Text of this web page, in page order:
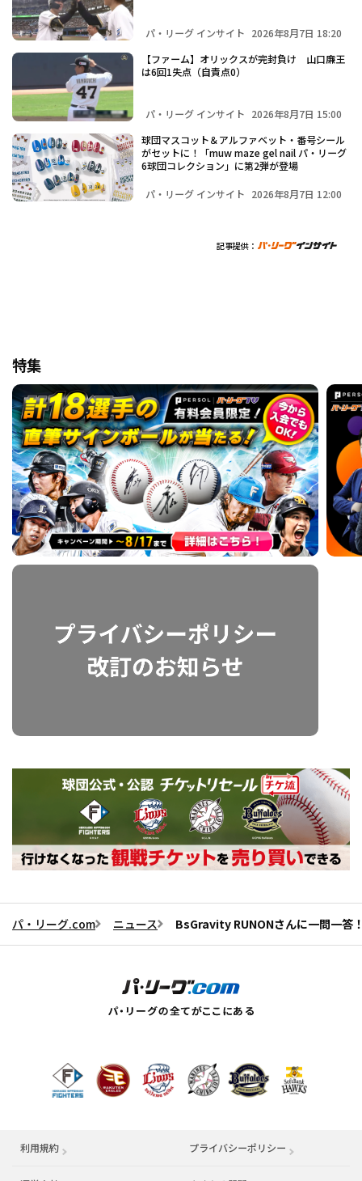
パ・リーグ インサイト 2026年8月7日 18:20
【ファーム】オリックスが完封負け 山口廉王
は6回1失点（自責点0）
パ・リーグ インサイト 2026年8月7日 15:00
球団マスコット＆アルファベット・番号シール
がセットに！「muw maze gel nail パ・リーグ
6球団コレクション」に第2弾が登場
パ・リーグ インサイト 2026年8月7日 12:00
記事提供：
特集
パ・リーグ.com ニュース BsGravity RUNONさんに一問一答
利用規約 プライバシーポリシー